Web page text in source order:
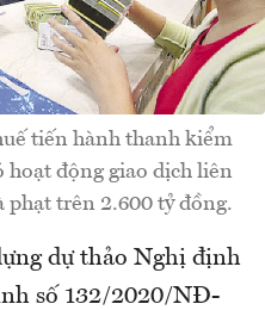
tiến hành thanh kiểm
hoạt động giao dịch liên
trên 2.600 tỷ đồng.
dự thảo Nghị định
số 132/2020/NĐ-